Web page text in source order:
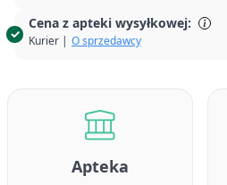
Cena z apteki wysyłkowej:
Kurier | O sprzedawcy
Apteka